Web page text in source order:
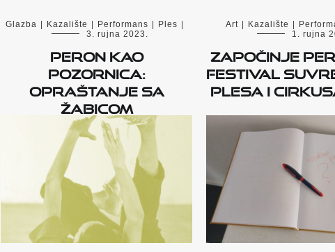
Glazba Kazalište Performans Ples
3. rujna 2023.
Peron kao
pozornica:
opraštanje sa
Žabicom
Art Kazalište
1. rujna
Započinje
Festival
plesa i